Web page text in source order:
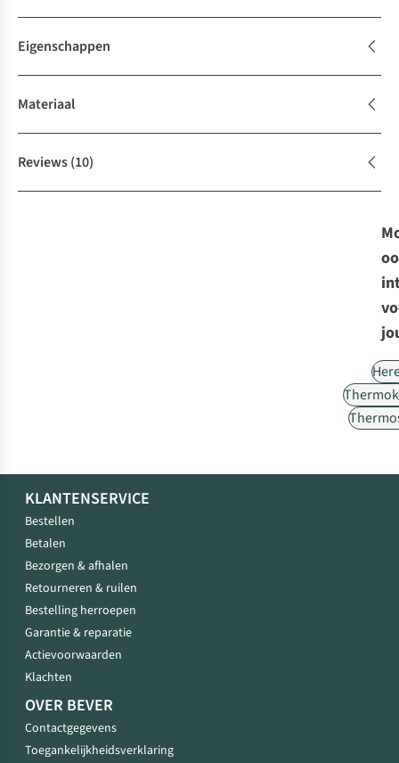
Eigenschappen
Materiaal
Reviews(10)
KLANTENSERVICE
Bestellen
Betalen
Bezorgen & afhalen
Retourneren & ruilen
Bestelling herroepen
Garantie & reparatie
Actievoorwaarden
Klachten
OVER BEVER
Contactgegevens
Toegankelijkheidsverklaring